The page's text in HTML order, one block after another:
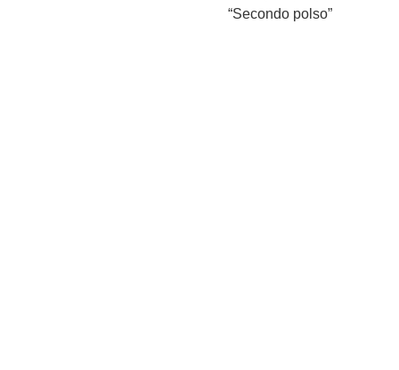
“Secondo polso”